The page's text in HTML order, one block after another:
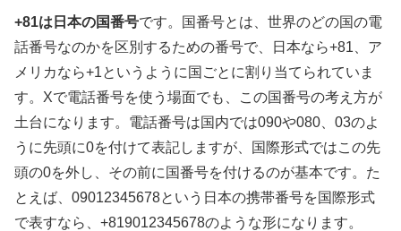
+81は日本の国番号です。国番号とは、世界のどの国の電
話番号なのかを区別するための番号で、日本なら+81、ア
メリカなら+1というように国ごとに割り当てられていま
す。Xで電話番号を使う場面でも、この国番号の考え方が
土台になります。電話番号は国内では090や080、03のよ
うに先頭に0を付けて表記しますが、国際形式ではこの先
頭の0を外し、その前に国番号を付けるのが基本です。た
とえば、09012345678という日本の携帯番号を国際形式
で表すなら、+819012345678のような形になります。